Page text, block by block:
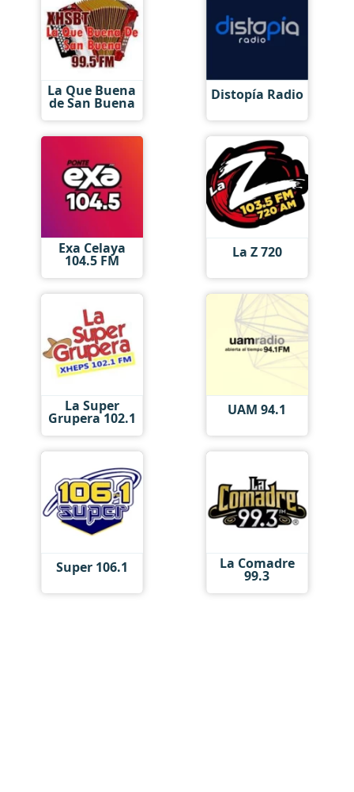
La Que Buena
de San Buena Distopía Radio
Exa Celaya
104.5 FM La Z 720
La Super
Grupera 102.1 UAM 94.1
Super 106.1 La Comadre
99.3